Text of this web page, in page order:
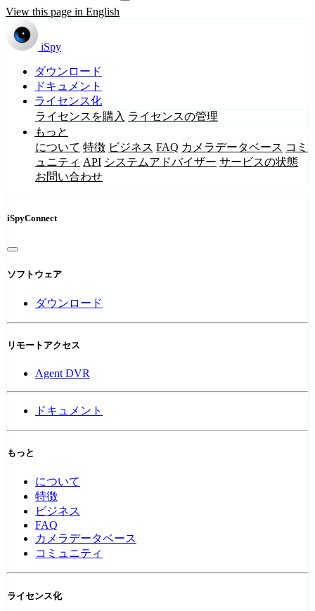
View this page in English
iSpy
ダウンロード
ドキュメント
ライセンス化
ライセンスを購入 ライセンスの管理
もっと
について 特徴 ビジネス FAQ カメラデータベース コミ
ュニティ API システムアドバイザー サービスの状態
お問い合わせ
iSpyConnect
ソフトウェア
ダウンロード
リモートアクセス
Agent DVR
ドキュメント
もっと
について
特徴
ビジネス
FAQ
カメラデータベース
コミュニティ
ライセンス化